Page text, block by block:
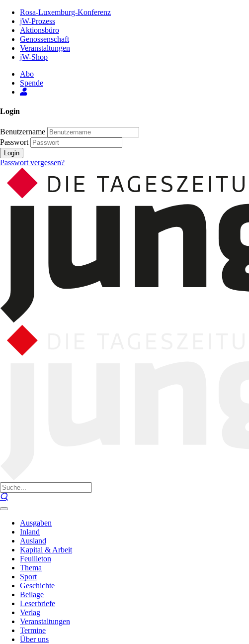
Inhalt
Seite
Rosa-Luxemburg-Konferenz
jW-Prozess
Aktionsbüro
Genossenschaft
Veranstaltungen
jW-Shop
Abo
Spende
Login
Benutzername
Passwort
Login
Passwort vergessen?
Ausgaben
Inland
Ausland
Kapital & Arbeit
Feuilleton
Thema
Sport
Geschichte
Beilage
Leserbriefe
Verlag
Veranstaltungen
Termine
Über uns